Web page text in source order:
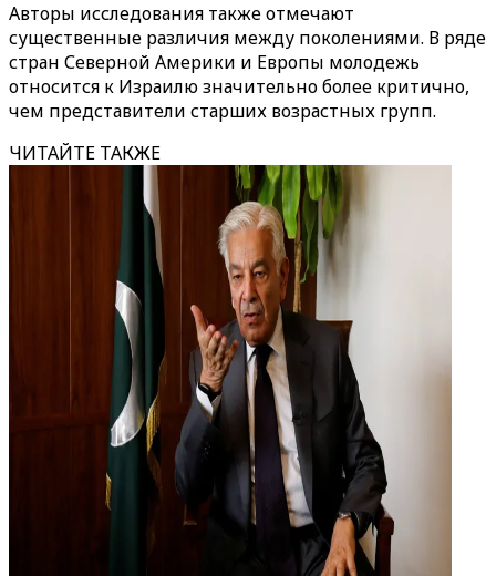
Авторы исследования также отмечают
существенные различия между поколениями. В ряде
стран Северной Америки и Европы молодежь
относится к Израилю значительно более критично,
чем представители старших возрастных групп.
ЧИТАЙТЕ ТАКЖЕ